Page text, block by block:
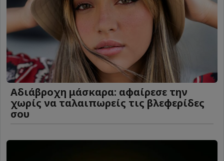
Αδιάβροχη μάσκαρα: αφαίρεσε την
χωρίς να ταλαιπωρείς τις βλεφερίδες
σου